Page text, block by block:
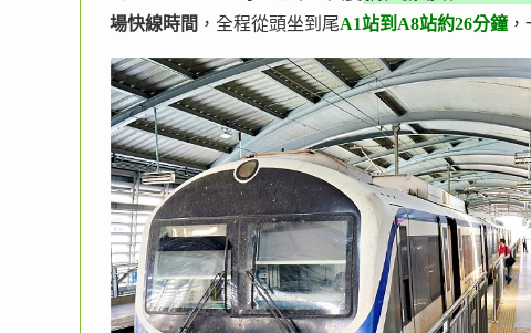
場快線時間 ，全程從頭坐到尾A1站到A8站約26分鐘，